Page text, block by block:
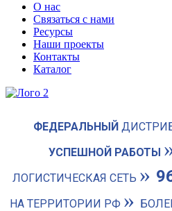
О нас
Связаться с нами
Ресурсы
Наши проекты
Контакты
Каталог
ФЕДЕРАЛЬНЫЙ
УСПЕШНОЙ РАБОТЫ
ЛОГИСТИЧЕСКАЯ СЕТЬ »
НА ТЕРРИТОРИИ РФ »